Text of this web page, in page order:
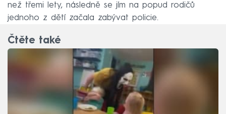
než třemi lety, následně se jím na popud rodičů
jednoho z dětí začala zabývat policie.
Čtěte také